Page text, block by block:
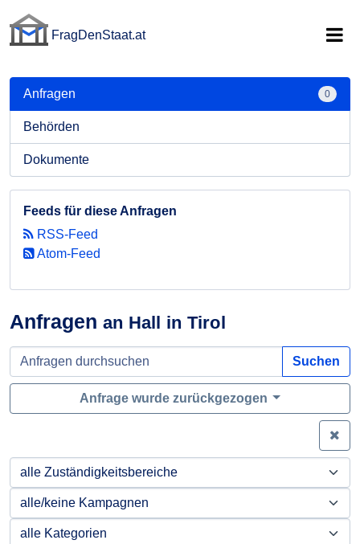
FragDenStaat.at
Anfragen an Hall in Tirol
Suchen
Anfrage wurde zurückgezogen
Anfragen 0
Behörden
Dokumente
Feeds für diese Anfragen
RSS-Feed
Atom-Feed